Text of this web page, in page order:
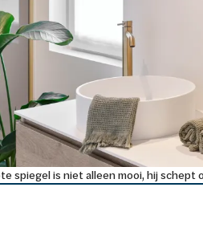
spiegel is niet alleen mooi, hij